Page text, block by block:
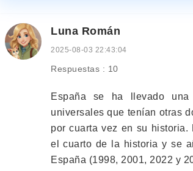
Luna Román
2025-08-03 22:43:04
Respuestas : 10
España se ha llevado
universales que tenían otras
por cuarta vez en su
el cuarto de la historia y se
España (1998, 2001, 2022 y